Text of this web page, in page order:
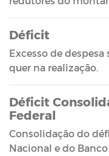
Déficit
Excesso de despesa
quer na realização.
Déficit
Federal
Consolidação do
Nacional e do